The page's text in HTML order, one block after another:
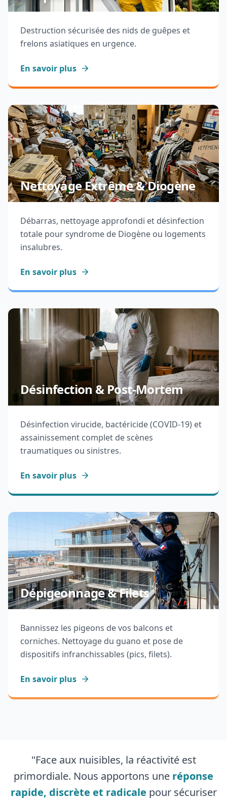
Destruction sécurisée des nids de guêpes et
frelons asiatiques en urgence.
En savoir plus
Nettoyage Extrême & Diogène
Débarras, nettoyage approfondi et désinfection
totale pour syndrome de Diogène ou logements
insalubres.
En savoir plus
Désinfection & Post-Mortem
Désinfection virucide, bactéricide (COVID-19) et
assainissement complet de scènes
traumatiques ou sinistres.
En savoir plus
Dépigeonnage & Filets
Bannissez les pigeons de vos balcons et
corniches. Nettoyage du guano et pose de
dispositifs infranchissables (pics, filets).
En savoir plus
"Face aux nuisibles, la réactivité est
primordiale. Nous apportons une réponse
rapide, discrète et radicale pour sécuriser